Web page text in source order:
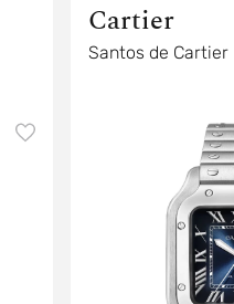
Cartier
Santos de Cartier